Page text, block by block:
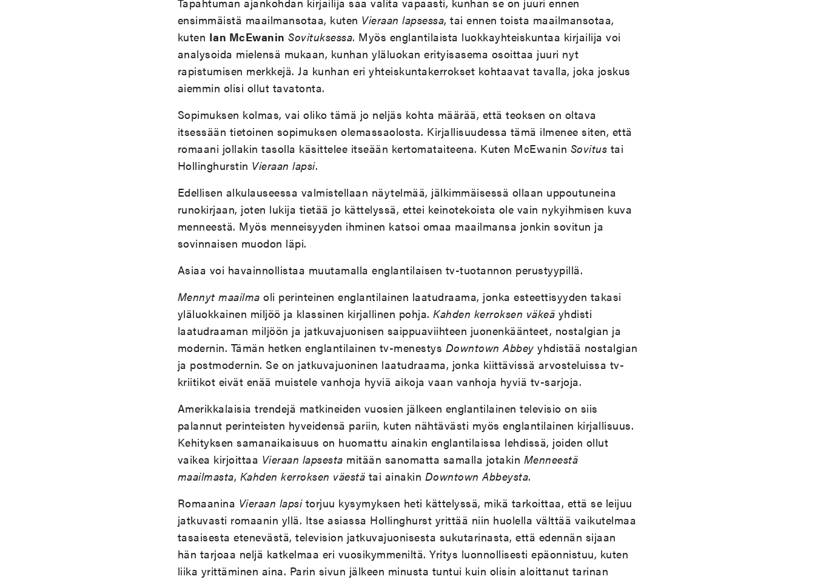
ensimmäistä maailmansotaa, kuten Vieraan lapsessa, tai ennen toista maailmansotaa,
kuten Ian McEwanin Sovituksessa. Myös englantilaista luokkayhteiskuntaa kirjailija voi
analysoida mielensä mukaan, kunhan yläluokan erityisasema osoittaa juuri nyt
rapistumisen merkkejä. Ja kunhan eri yhteiskuntakerrokset kohtaavat tavalla, joka joskus
aiemmin olisi ollut tavatonta.
Sopimuksen kolmas, vai oliko tämä jo neljäs kohta määrää, että teoksen on oltava
itsessään tietoinen sopimuksen olemassaolosta. Kirjallisuudessa tämä ilmenee siten, että
romaani jollakin tasolla käsittelee itseään kertomataiteena. Kuten McEwanin Sovitus tai
Hollinghurstin Vieraan lapsi.
Edellisen alkulauseessa valmistellaan näytelmää, jälkimmäisessä ollaan uppoutuneina
runokirjaan, joten lukija tietää jo kättelyssä, ettei keinotekoista ole vain nykyihmisen kuva
menneestä. Myös menneisyyden ihminen katsoi omaa maailmansa jonkin sovitun ja
sovinnaisen muodon läpi.
Asiaa voi havainnollistaa muutamalla englantilaisen tv-tuotannon perustyypillä.
Mennyt maailma oli perinteinen englantilainen laatudraama, jonka esteettisyyden takasi
yläluokkainen miljöö ja klassinen kirjallinen pohja. Kahden kerroksen väkeä yhdisti
laatudraaman miljöön ja jatkuvajuonisen saippuaviihteen juonenkäänteet, nostalgian ja
modernin. Tämän hetken englantilainen tv-menestys Downtown Abbey yhdistää nostalgian
ja postmodernin. Se on jatkuvajuoninen laatudraama, jonka kiittävissä arvosteluissa tv-
kriitikot eivät enää muistele vanhoja hyviä aikoja vaan vanhoja hyviä tv-sarjoja.
Amerikkalaisia trendejä matkineiden vuosien jälkeen englantilainen televisio on siis
palannut perinteisten hyveidensä pariin, kuten nähtävästi myös englantilainen kirjallisuus.
Kehityksen samanaikaisuus on huomattu ainakin englantilaissa lehdissä, joiden ollut
vaikea kirjoittaa Vieraan lapsesta mitään sanomatta samalla jotakin Menneestä
maailmasta, Kahden kerroksen väestä tai ainakin Downtown Abbeysta.
Romaanina Vieraan lapsitorjuu kysymyksen heti kättelyssä, mikä tarkoittaa, että se leijuu
jatkuvasti romaanin yllä. Itse asiassa Hollinghurst yrittää niin huolella välttää vaikutelmaa
tasaisesta etenevästä, television jatkuvajuonisesta sukutarinasta, että edennän sijaan
hän tarjoaa neljä katkelmaa eri vuosikymmeniltä. Yritys luonnollisesti epäonnistuu, kuten
liika yrittäminen aina. Parin sivun jälkeen minusta tuntui kuin olisin aloittanut tarinan